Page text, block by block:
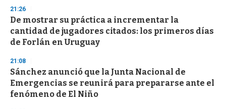
3
s
c
o
d
s
21:26
De mostrar su práctica a incrementar la
cantidad de jugadores citados: los primeros días
de Forlán en Uruguay
21:08
Sánchez anunció que la Junta Nacional de
Emergencias se reunirá para prepararse ante el
fenómeno de El Niño